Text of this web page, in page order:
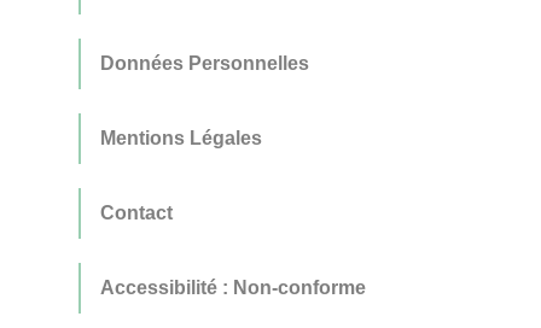
Données Personnelles
Mentions Légales
Contact
Accessibilité : Non-conforme